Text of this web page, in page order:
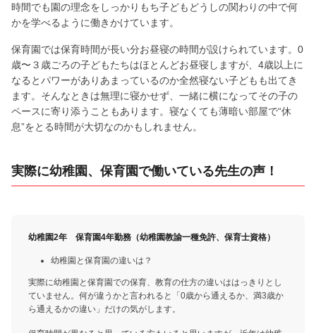
時間でも園の理念をしっかりもち子どもどうしの関わりの中で何
かを学べるように働きかけています。
保育園では保育時間が長い分お昼寝の時間が設けられています。0
歳〜３歳ごろの子どもたちはほとんどお昼寝しますが、4歳以上に
なるとパワーがありあまっているのか全然寝ない子どもも出てき
ます。そんなときは無理に寝かせず、一緒に横になってその子の
ペースに寄り添うこともあります。寝なくても薄暗い部屋で“休
息”をとる時間が大切なのかもしれません。
実際に幼稚園、保育園で働いている先生の声！
幼稚園2年 保育園4年勤務（幼稚園教諭一種免許、保育士資格）
幼稚園と保育園の違いは？
実際に幼稚園と保育園での保育、教育の仕方の違いははっきりとし
ていません。何が違うかと言われると「0歳から通えるか、満3歳か
ら通えるかの違い」だけの気がします。